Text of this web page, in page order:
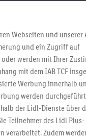
sparen³²ᵃ
anmelden
sichern!
Webseiten und unserer
und ein Zugriff auf
werden mit Ihrer
mit dem IAB TCF
Werbung innerhalb
werden
der Lidl-Dienste über
Teilnehmer des Lidl Plus-
verarbeitet. Zudem